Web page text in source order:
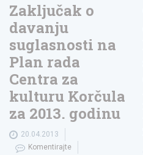
Zaključak o
davanju
suglasnosti na
Plan rada
Centra za
kulturu Korčula
za 2013. godinu
20.04.2013
Komentirajte